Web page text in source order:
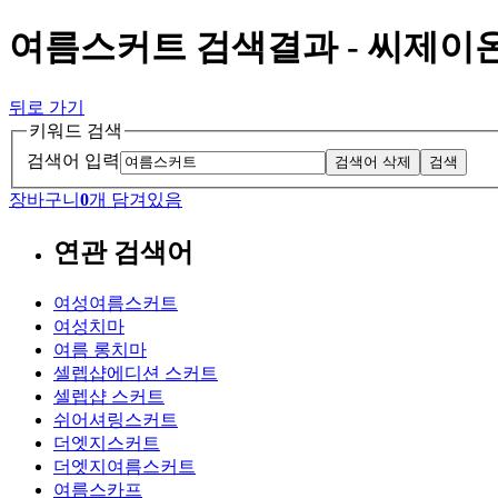
여름스커트 검색결과 - 씨제이
뒤로 가기
키워드 검색
검색어 입력
검색어 삭제 검색
장바구니 0개 담겨있음
연관 검색어
여성여름스커트
여성치마
여름 롱치마
셀렙샵에디션 스커트
셀렙샵 스커트
쉬어셔링스커트
더엣지스커트
더엣지여름스커트
여름스카프